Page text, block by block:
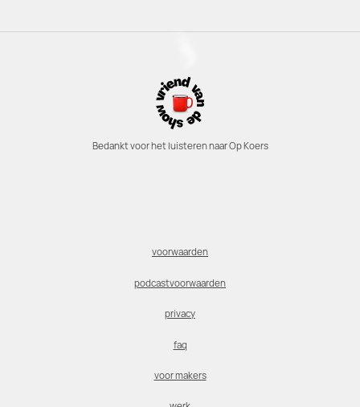
Bedankt voor het luisteren naar Op Koers
voorwaarden
podcastvoorwaarden
privacy
faq
voor makers